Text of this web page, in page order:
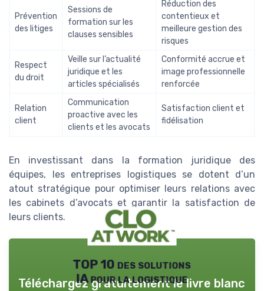
Prévention
des litiges
Sessions de
formation sur les
clauses sensibles
Réduction des
contentieux et
meilleure gestion des
risques
Respect
du droit
Veille sur l’actualité
juridique et les
articles spécialisés
Conformité accrue et
image professionnelle
renforcée
Relation
client
Communication
proactive avec les
clients et les avocats
Satisfaction client et
fidélisation
En investissant dans la formation juridique des
équipes, les entreprises logistiques se dotent d’un
atout stratégique pour optimiser leurs relations avec
les cabinets d’avocats et garantir la satisfaction de
leurs clients.
TOP 10 des solutions
IA pour la logistique
Téléchargez gratuitement le livre blanc